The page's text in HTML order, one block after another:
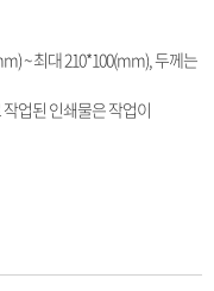
~ 최대 210*100(mm), 두께는
업된 인쇄물은 작업이